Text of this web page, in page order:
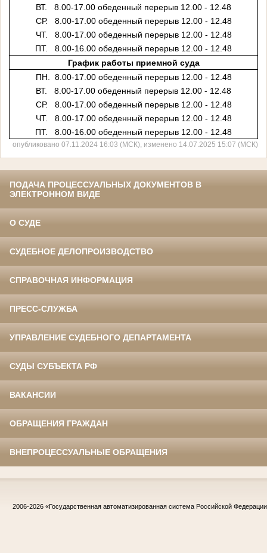
ВТ. 8.00-17.00 обеденный перерыв 12.00 - 12.48
СР. 8.00-17.00обеденный перерыв 12.00 - 12.48
ЧТ. 8.00-17.00обеденный перерыв 12.00 - 12.48
ПТ. 8.00-16.00 обеденный перерыв 12.00 - 12.48
График работы приемной суда
ПН. 8.00-17.00 обеденный перерыв 12.00 - 12.48
ВТ. 8.00-17.00 обеденный перерыв 12.00 - 12.48
СР. 8.00-17.00обеденный перерыв 12.00 - 12.48
ЧТ. 8.00-17.00обеденный перерыв 12.00 - 12.48
ПТ. 8.00-16.00 обеденный перерыв 12.00 - 12.48
опубликовано 07.11.2024 16:03 (МСК), изменено 14.07.2025 15:07 (МСК)
ПОДАЧА ПРОЦЕССУАЛЬНЫХ ДОКУМЕНТОВ В
ЭЛЕКТРОННОМ ВИДЕ
О СУДЕ
СУДЕБНОЕ ДЕЛОПРОИЗВОДСТВО
СПРАВОЧНАЯ ИНФОРМАЦИЯ
ПРЕСС-СЛУЖБА
УПРАВЛЕНИЕ СУДЕБНОГО ДЕПАРТАМЕНТА
СУДЫ СУБЪЕКТА РФ
ВАКАНСИИ
ОБРАЩЕНИЯ ГРАЖДАН
ВНЕПРОЦЕССУАЛЬНЫЕ ОБРАЩЕНИЯ
2006-2026 «Государственная автоматизированная система Российской